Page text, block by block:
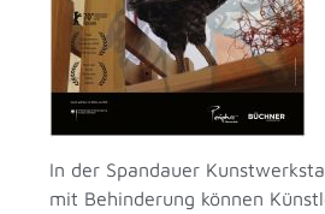
In der Spandauer
mit Behinderung können